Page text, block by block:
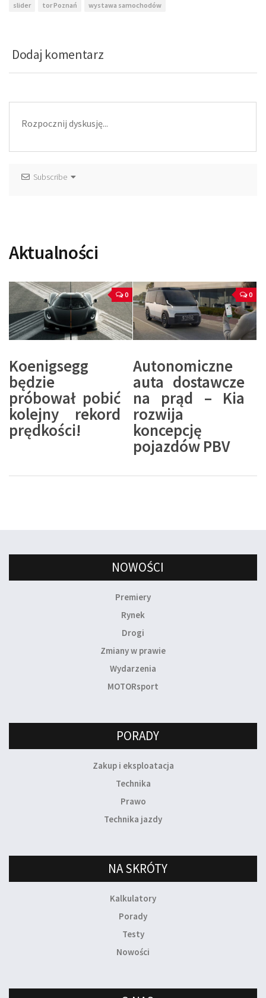
slider
tor Poznań wystawa samochodów
Dodaj komentarz
Subscribe
Aktualności
0
Koenigsegg
będzie
próbował pobić
kolejny rekord
prędkości!
0
Autonomiczne
auta dostawcze
na prąd – Kia
rozwija
koncepcję
pojazdów PBV
NOWOŚCI
Premiery
Rynek
Drogi
Zmiany w prawie
Wydarzenia
MOTORsport
PORADY
Zakup i eksploatacja
Technika
Prawo
Technika jazdy
NA SKRÓTY
Kalkulatory
Porady
Testy
Nowości